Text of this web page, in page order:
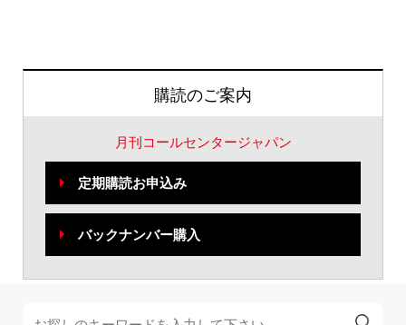
購読のご案内
月刊コールセンタージャパン
定期購読お申込み
バックナンバー購入